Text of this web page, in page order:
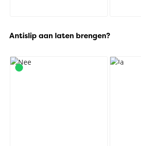
Antislip aan laten brengen?